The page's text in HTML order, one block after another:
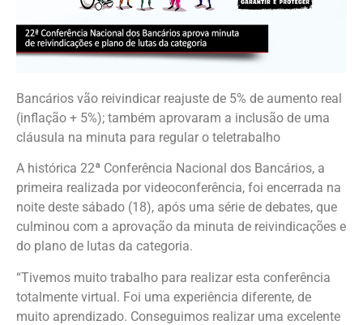
Bancários vão reivindicar reajuste de 5% de aumento real
(inflação + 5%); também aprovaram a inclusão de uma
cláusula na minuta para regular o teletrabalho
A histórica 22ª Conferência Nacional dos Bancários, a
primeira realizada por videoconferência, foi encerrada na
noite deste sábado (18), após uma série de debates, que
culminou com a aprovação da minuta de reivindicações e
do plano de lutas da categoria.
“Tivemos muito trabalho para realizar esta conferência
totalmente virtual. Foi uma experiência diferente, de
muito aprendizado. Conseguimos realizar uma excelente